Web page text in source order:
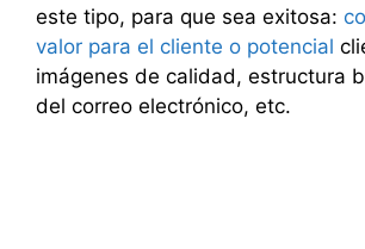
este tipo, para que sea exitosa:
valor para el cliente o potencial
imágenes de calidad, estructura
del correo electrónico, etc.